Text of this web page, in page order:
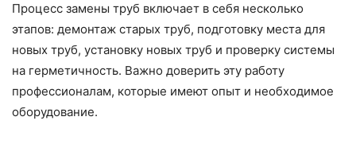
Процесс замены труб включает в себя несколько
этапов: демонтаж старых труб, подготовку места для
новых труб, установку новых труб и проверку системы
на герметичность. Важно доверить эту работу
профессионалам, которые имеют опыт и необходимое
оборудование.